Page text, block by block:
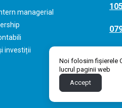
managerial
investiții
Noi folosim fișierele
lucrul paginii web
Accept